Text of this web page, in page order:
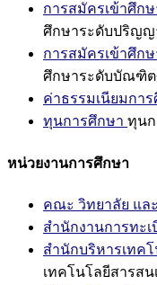
การสมัครเข้าศึ
ศึกษาระดับปริญ
การสมัครเข้าศึก
ศึกษาระดับบัณฑิ
ค่าธรรมเนียมกา
ทุนการศึกษา ทุนก
หน่วยงานการศึกษา
คณะ วิทยาลัย แล
สำนักงานการทะเ
สำนักบริหารเทค
เทคโนโลยีสารสน